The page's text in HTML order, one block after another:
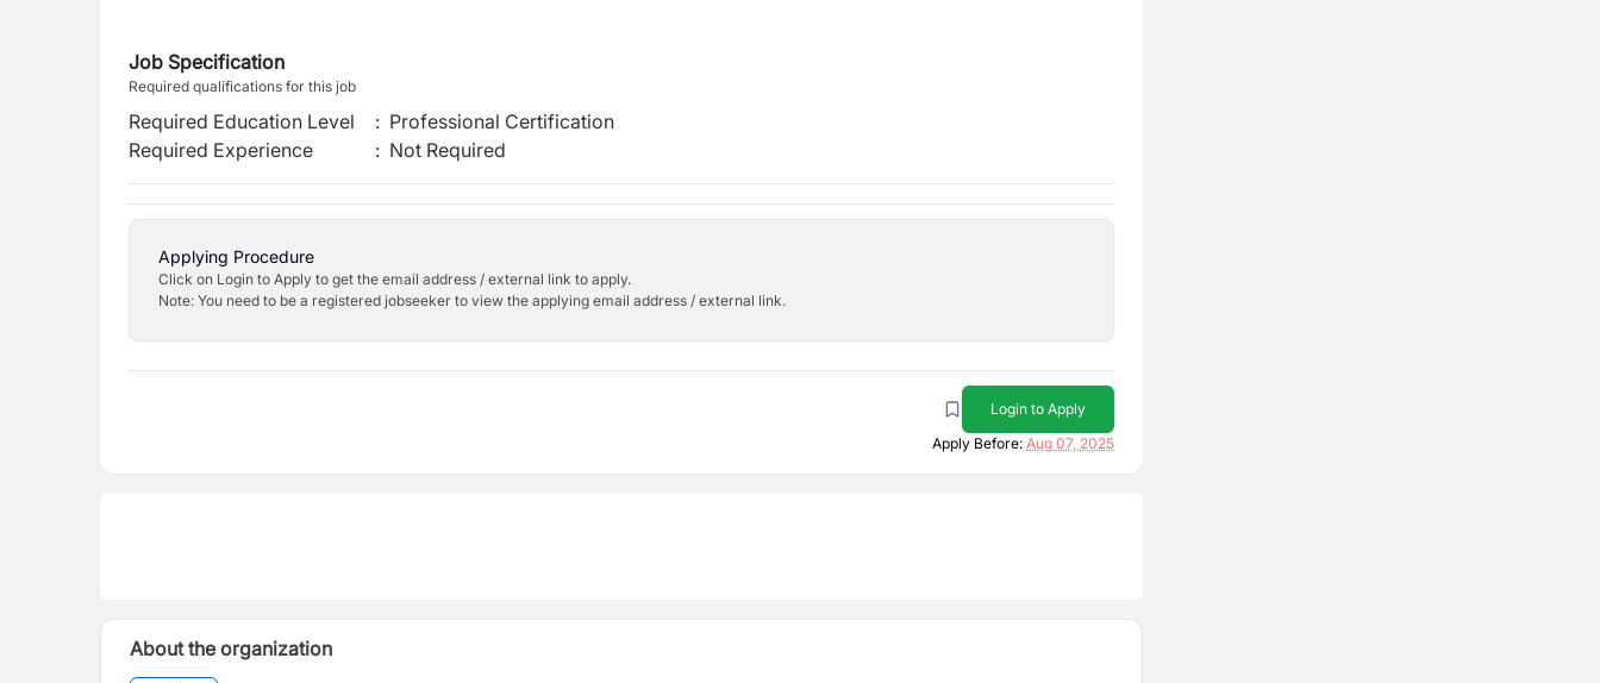
Job Specification
Required qualifications for this job
Required Education Level : Professional Certification
Required Experience
: Not Required
Applying Procedure
Click on Login to Apply to get the email address / external link to apply.
Note: You need to be a registered jobseeker to view the applying email address / external link.
Login to Apply
Apply Before: Aug 07, 2025
About the organization